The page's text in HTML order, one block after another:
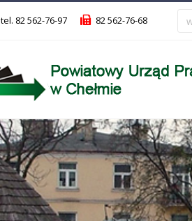
tel. 82 562-76-97 82 562-76-68